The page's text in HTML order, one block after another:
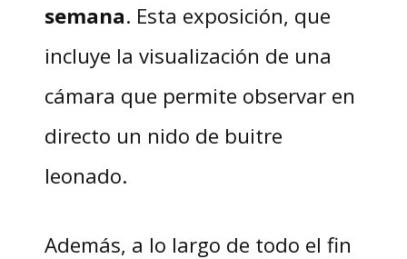
semana. Esta exposición, que
incluye la visualización de una
cámara que permite observar en
directo un nido de buitre
leonado.
Además, a lo largo de todo el fin